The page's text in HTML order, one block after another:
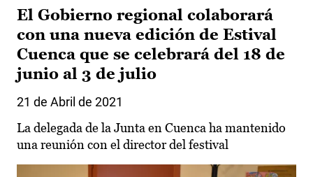
El Gobierno regional colaborará
con una nueva edición de Estival
Cuenca que se celebrará del 18 de
junio al 3 de julio
21 de Abril de 2021
La delegada de la Junta en Cuenca ha mantenido
una reunión con el director del festival